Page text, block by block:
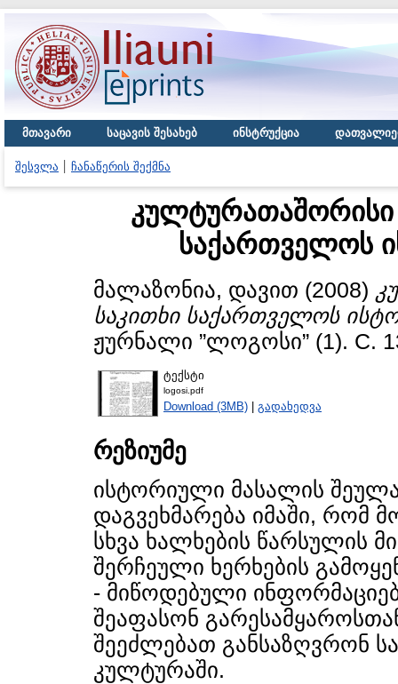
მთავარი საცავის შესახებ ინსტრუქცია
შესვლა ჩანაწერის შექმნა
კულტურათაშორისი
საქართველოს
მალაზონია, დავით (2008)
საკითხი საქართველოს
ჟურნალი ”ლოგოსი” (1). С.
ტექსტი
logosi.pdf
Download (3MB) | გადახედვა
რეზიუმე
ისტორიული მასალის
დაგვეხმარება იმაში, რომ
სხვა ხალხების წარსულის
შერჩეული ხერხების
- მიწოდებული
შეაფასონ
შეეძლებათ განსაზღვრონ
კულტურაში.